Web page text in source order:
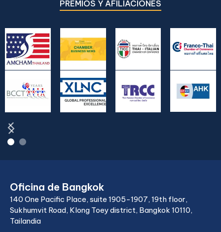
PREMIOS Y AFILIACIONES
Oficina de Bangkok
140 One Pacific Place, suite 1905-1907, 19th floor,
Sukhumvit Road, Klong Toey district, Bangkok 10110,
Tailandia